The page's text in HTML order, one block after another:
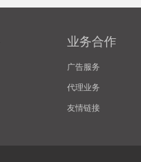
业务合作
广告服务
代理业务
友情链接